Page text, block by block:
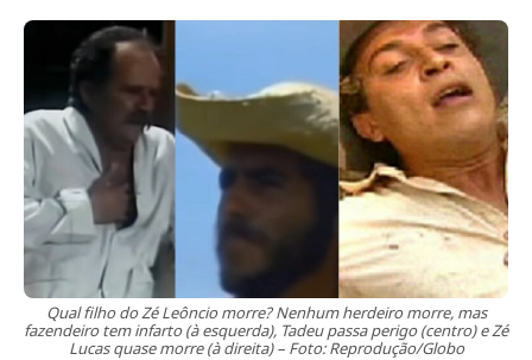
Qual filho do Zé Leôncio morre? Nenhum herdeiro morre, mas
fazendeiro tem infarto (à esquerda), Tadeu passa perigo (centro) e Zé
Lucas quase morre (à direita) – Foto: Reprodução/Globo